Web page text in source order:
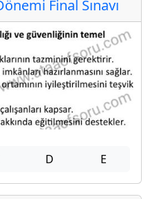
Final Sınavı
D E